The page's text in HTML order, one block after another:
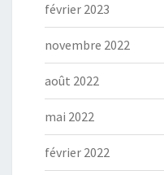
février 2023
novembre 2022
août 2022
mai 2022
février 2022